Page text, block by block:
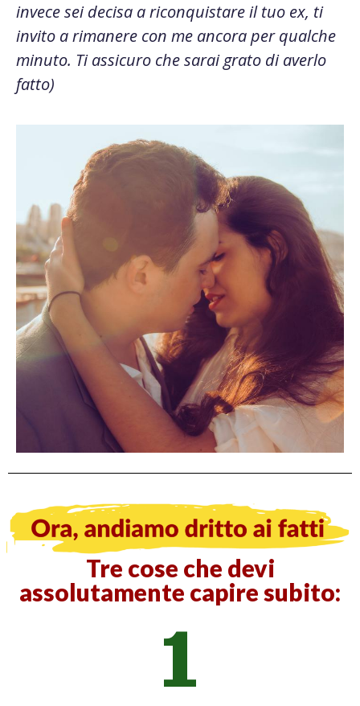
invece sei decisa a riconquistare il tuo ex, ti
invito a rimanere con me ancora per qualche
minuto. Ti assicuro che sarai grato di averlo
fatto)
Tre cose che devi
assolutamente capire subito:
1